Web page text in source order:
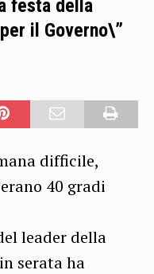
festa della
il Governo\”
difficile,
40 gradi
leader della
serata ha